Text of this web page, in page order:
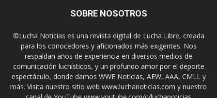
SOBRE NOSOTROS
©Lucha Noticias es una revista digital de Lucha Libre, creada
para los conocedores y aficionados más exigentes. Nos
respaldan años de experiencia en diversos medios de
comunicación luchísticos, y un profundo amor por el deporte
espectáculo, donde damos WWE Noticias, AEW, AAA, CMLL y
más. Visita nuestro sitio web www.luchanoticias.com y nuestro